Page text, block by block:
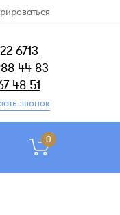
6713
44 83
48 51
звонок
0